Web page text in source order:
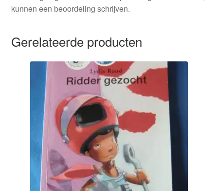
kunnen een beoordeling schrijven.
Gerelateerde producten